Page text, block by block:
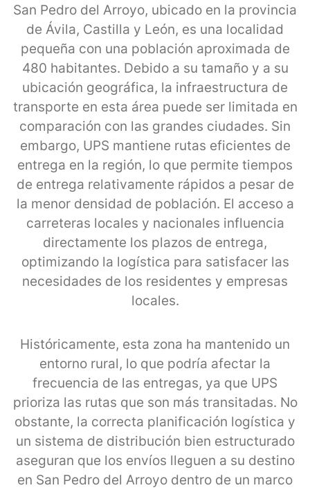
San Pedro del Arroyo, ubicado en la provincia
de Ávila, Castilla y León, es una localidad
pequeña con una población aproximada de
480 habitantes. Debido a su tamaño y a su
ubicación geográfica, la infraestructura de
transporte en esta área puede ser limitada en
comparación con las grandes ciudades. Sin
embargo, UPS mantiene rutas eficientes de
entrega en la región, lo que permite tiempos
de entrega relativamente rápidos a pesar de
la menor densidad de población. El acceso a
carreteras locales y nacionales influencia
directamente los plazos de entrega,
optimizando la logística para satisfacer las
necesidades de los residentes y empresas
locales.
Históricamente, esta zona ha mantenido un
entorno rural, lo que podría afectar la
frecuencia de las entregas, ya que UPS
prioriza las rutas que son más transitadas. No
obstante, la correcta planificación logística y
un sistema de distribución bien estructurado
aseguran que los envíos lleguen a su destino
en San Pedro del Arroyo dentro de un marco